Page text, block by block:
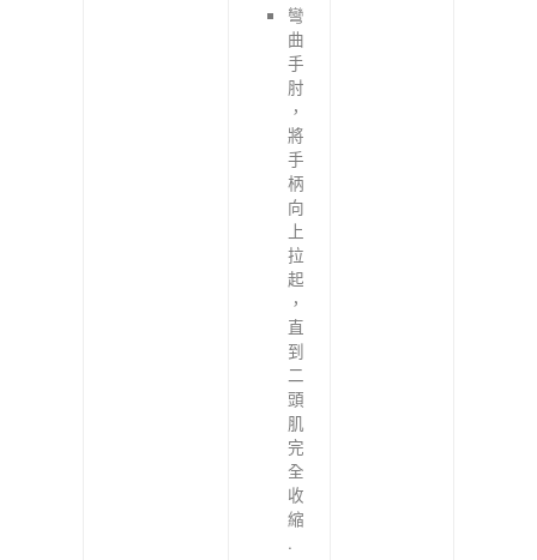
彎
曲
手
肘
，
將
手
柄
向
上
拉
起
，
直
到
二
頭
肌
完
全
收
縮
.